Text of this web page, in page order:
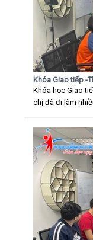
Khóa Giao tiếp -
Khóa học Giao
chị đã đi làm